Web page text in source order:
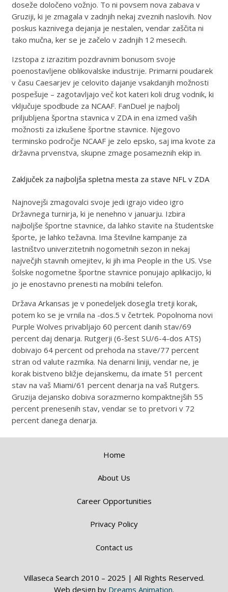
doseže določeno vožnjo. To ni povsem nova zabava v
Gruziji, ki je zmagala v zadnjih nekaj zveznih naslovih. Nov
poskus kaznivega dejanja je nestalen, vendar zaščita ni
tako mučna, ker se je začelo v zadnjih 12 mesecih.
Izstopa z izrazitim pozdravnim bonusom svoje
poenostavljene oblikovalske industrije. Primarni poudarek
v času Caesarjev je celovito dajanje vsakdanjih možnosti
pospešuje – zagotavljajo več kot kateri koli drug vodnik, ki
vključuje spodbude za NCAAF. FanDuel je najbolj
priljubljena športna stavnica v ZDA in ena izmed vaših
možnosti za izkušene športne stavnice. Njegovo
terminsko področje NCAAF je zelo epsko, saj ima kvote za
državna prvenstva, skupne zmage posameznih ekip in.
Zaključek za najboljša spletna mesta za stave NFL v ZDA
Najnovejši zmagovalci svoje jedi igrajo video igro
Državnega turnirja, ki je nenehno v januarju. Izbira
najboljše športne stavnice, da lahko stavite na študentske
športe, je lahko težavna. Ima številne kampanje za
lastništvo univerzitetnih nogometnih sezon in nekaj
največjih stavnih omejitev, ki jih ima People in the US. Vse
šolske nogometne športne stavnice ponujajo aplikacijo, ki
jo je enostavno prenesti na mobilni telefon.
Država Arkansas je v ponedeljek dosegla tretji korak,
potem ko se je vrnila na -dos.5 v četrtek. Popolnoma novi
Purple Wolves privabljajo 60 percent danih stav/69
percent daj denarja. Rutgerji (6-šest SU/6-4-dos ATS)
dobivajo 64 percent od prehoda na stave/77 percent
stran od valute razmika. Na denarni liniji, vendar ne, je
korak bistveno bližje dejanskemu, da imate 51 percent
stav na vaš Miami/61 percent denarja na vaš Rutgers.
Gruzija dejansko dobiva sorazmerno kompaktnejših 55
percent prenesenih stav, vendar se to pretvori v 72
percent danega denarja.
Villaseca Search 2010 – 2025 | All Rights Reserved.
Web design by Dreams Animation.
Home
About Us
Career Opportunities
Privacy Policy
Contact us